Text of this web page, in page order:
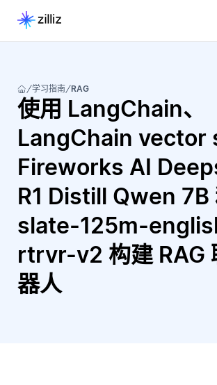
学习指南 RAG
使用 LangChain、
LangChain vector
Fireworks AI
R1 Distill Qwen 7B
slate-125m-
rtrvr-v2 构建 RAG
器人